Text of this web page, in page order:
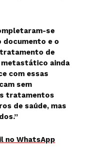
se
documento e o
de
metastático ainda
com essas
sem
tratamentos
de saúde, mas
no WhatsApp